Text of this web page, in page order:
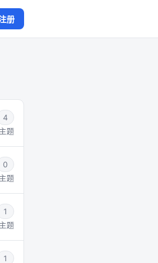
册
4
主题
0
主题
1
主题
1